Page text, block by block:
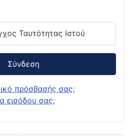
Ταυτότητας Ιστού
Σύνδεση
πρόσβασής σας;
εισόδου σας;